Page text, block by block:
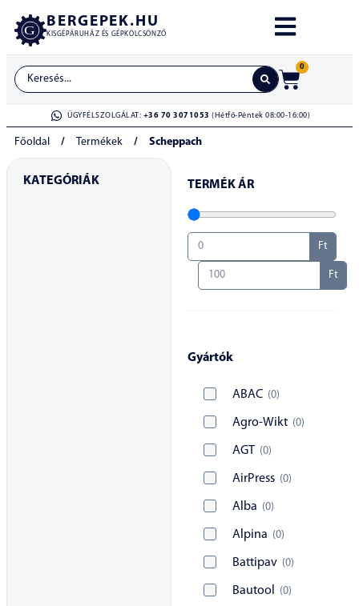
BERGEPEK.HU
KISGÉPÁRUHÁZ ÉS GÉPKÖLCSÖNZŐ
0
ÜGYFÉLSZOLGÁLAT: +36 70 3071053 (Hétfő-Péntek 08:00-16:00)
Főoldal / Termékek / Scheppach
TERMÉK ÁR
Ft
Ft
Gyártók
ABAC (0)
Agro-Wikt (0)
AGT (0)
AirPress (0)
Alba (0)
Alpina (0)
Battipav (0)
Bautool (0)
KATEGÓRIÁK